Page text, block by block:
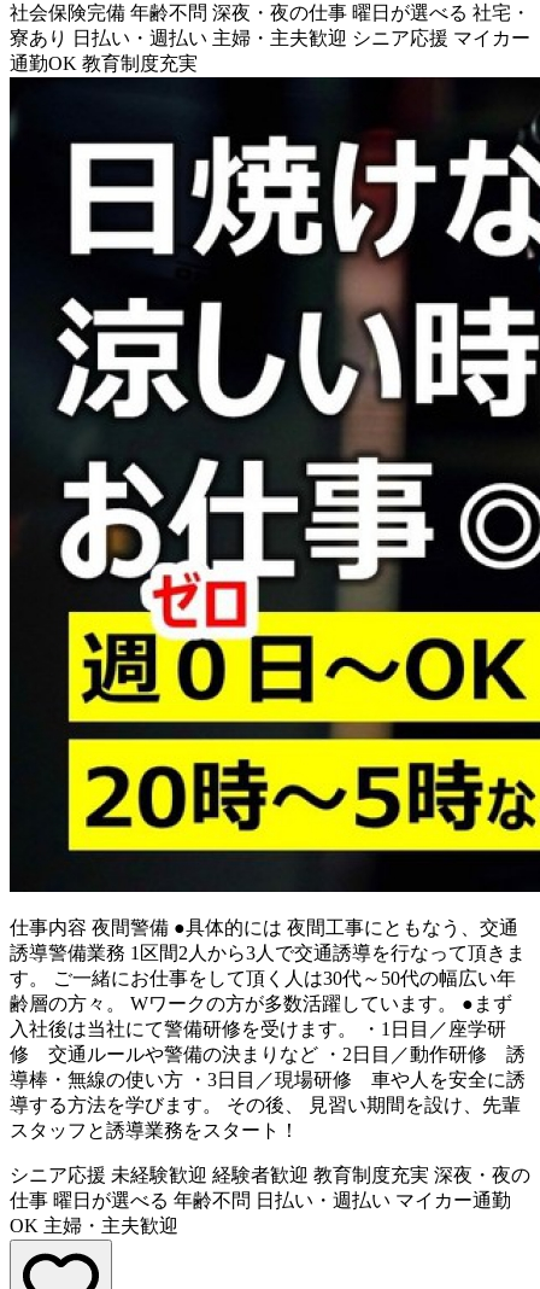
社会保険完備 年齢不問 深夜・夜の仕事 曜日が選べる 社宅・
寮あり
日払い・週払い 主婦・主夫歓迎 シニア応援 マイカー
通勤OK 教育制度充実
仕事内容 夜間警備 ●具体的には 夜間工事にともなう、交通
誘導警備業務 1区間2人から3人で交通誘導を行なって頂きま
す。 ご一緒にお仕事をして頂く人は30代～50代の幅広い年
齢層の方々。 Wワークの方が多数活躍しています。 ●まず
入社後は当社にて警備研修を受けます。 ・1日目／座学研
修 交通ルールや警備の決まりなど ・2日目／動作研修 誘
導棒・無線の使い方 ・3日目／現場研修 車や人を安全に誘
導する方法を学びます。 その後、 見習い期間を設け、先輩
スタッフと誘導業務をスタート！
シニア応援 未経験歓迎 経験者歓迎 教育制度充実 深夜・夜の
仕事 曜日が選べる 年齢不問 日払い・週払い マイカー通勤
OK 主婦・主夫歓迎